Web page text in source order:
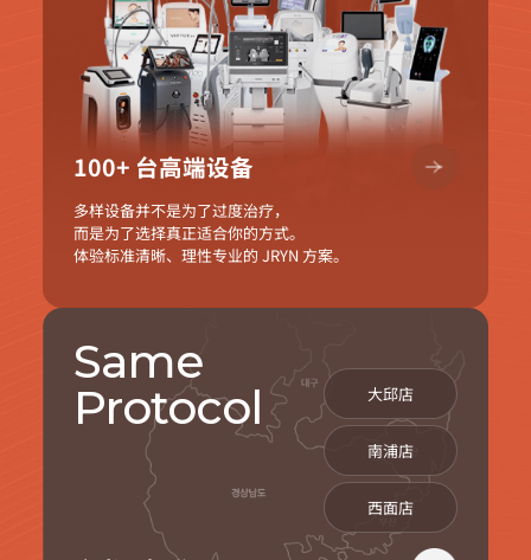
100+ 台高端设备
多样设备并不是为了过度治疗，
而是为了选择真正适合你的方式。
体验标准清晰、理性专业的 JRYN 方案。
Same
Protocol
大邱店
南浦店
西面店